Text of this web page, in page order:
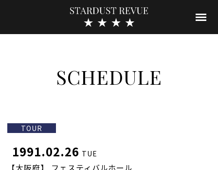
SCHEDULE
TOUR
1991.02.26 TUE
【大阪府】 フェスティバルホール